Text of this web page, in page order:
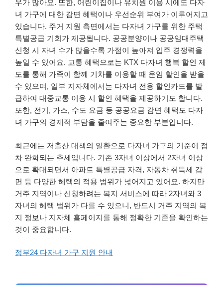
우가 많아요. 또한, 어린이집이나 유치원 이용 시에도 다자
녀 가구에 대한 감면 혜택이나 우선순위 부여가 이루어지고
있습니다. 주거 지원 측면에서는 다자녀 가구를 위한 주택
특별공급 기회가 제공됩니다. 공공분양이나 공공임대주택
신청 시 자녀 수가 많을수록 가점이 높아져 입주 경쟁력을
높일 수 있어요. 교통 혜택으로는 KTX 다자녀 행복 할인 제
도를 통해 가족이 함께 기차를 이용할 때 운임 할인을 받을
수 있으며, 일부 지자체에서는 다자녀 전용 할인카드를 발
급하여 대중교통 이용 시 할인 혜택을 제공하기도 합니다.
또한, 전기, 가스, 수도 요금 등 공공요금 감면 혜택도 다자
녀 가구의 경제적 부담을 줄여주는 중요한 부분입니다.
최근에는 저출산 대책의 일환으로 다자녀 가구의 기준이 점
차 완화되는 추세입니다. 기존 3자녀 이상에서 2자녀 이상
으로 확대되면서 아파트 특별공급 자격, 자동차 취득세 감
면 등 다양한 혜택의 적용 범위가 넓어지고 있어요. 하지만
거주 지역이나 신청하려는 복지 서비스에 따라 2자녀와 3
자녀의 혜택 범위가 다를 수 있으니, 반드시 거주 지역의 복
지 정보나 지자체 홈페이지를 통해 정확한 기준을 확인하는
것이 중요합니다.
정부24 다자녀 가구 지원 안내